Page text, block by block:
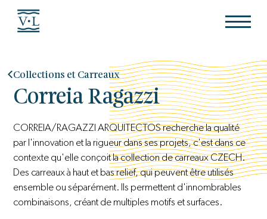
Collections et Carreaux
Correia Ragazzi
CORREIA/RAGAZZI ARQUITECTOS recherche la qualité
par l'innovation et la rigueur dans ses projets, c'est dans ce
contexte qu'elle conçoit la collection de carreaux CZECH.
Des carreaux à haut et bas relief, qui peuvent être utilisés
ensemble ou séparément. Ils permettent d'innombrables
combinaisons, créant de multiples motifs et surfaces.